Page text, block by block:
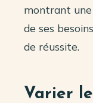
montrant une
de ses
de réussite.
Varier